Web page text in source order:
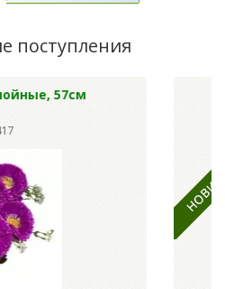
поступления
Хризантемы Сентябрь